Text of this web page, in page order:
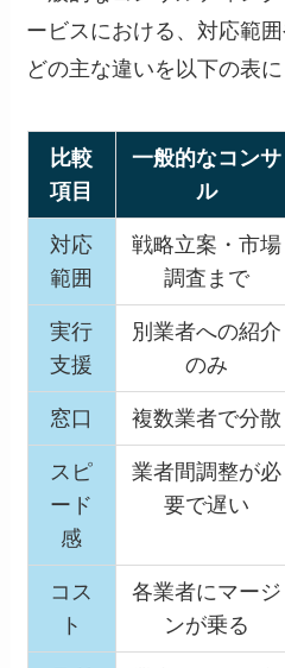
ービスにおける、対応範
どの主な違いを以下の表に
比較
項目
一般的なコンサ
ル
対応
範囲
戦略立案・市場
調査まで
実行
支援
別業者への紹介
のみ
窓口 複数業者で分散
スピ
ード
感
業者間調整が必
要で遅い
コス
ト
各業者にマージ
ンが乗る